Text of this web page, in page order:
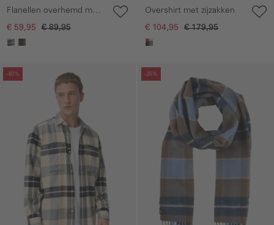
Flanellen overhemd met
contrastdetails en
€ 59,95 € 89,95
Overshirt met zijzakken
€ 104,95 € 179,95
-40%
overslaan
-35%
Galerie overslaan